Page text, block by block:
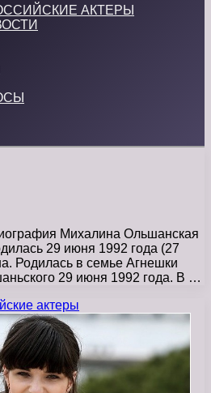
АКТЕРЫ
Михалина Ольшанская
29 июня 1992 года (27
Родилась в семье Агнешки
29 июня 1992 года. В …
актеры